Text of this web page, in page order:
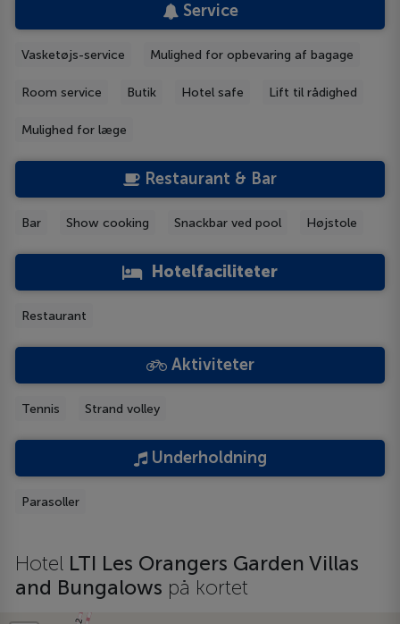
Service
Vasketøjs-service Mulighed for opbevaring af bagage
Room service Butik Hotel safe Lift til rådighed
Mulighed for læge
Restaurant & Bar
Bar Show cooking Snackbar ved pool Højstole
Hotelfaciliteter
Restaurant
Aktiviteter
Tennis Strand volley
Underholdning
Parasoller
Hotel LTI Les Orangers Garden Villas
and Bungalows på kortet